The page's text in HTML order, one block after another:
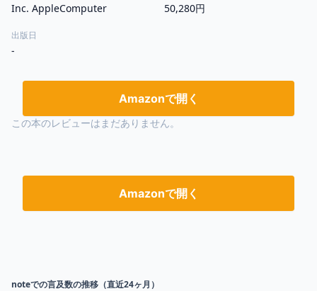
Inc. AppleComputer 50,280円
出版日
-
Amazonで開く
この本のレビューはまだありません。
Amazonで開く
noteでの言及数の推移（直近24ヶ月）